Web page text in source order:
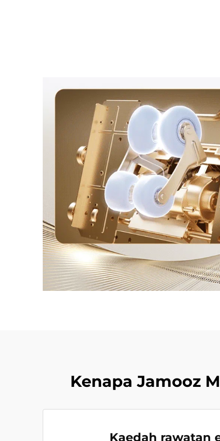
Kenapa Jamooz
Kaedah rawatan